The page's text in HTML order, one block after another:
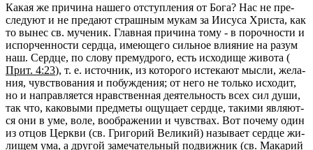
Какая же при­чи­на на­ше­го от­ступ­ле­ния от Бога? Нас не пре­
сле­ду­ют и не пре­да­ют страш­ным мукам за Иису­са Хри­ста, как
то вынес св. му­че­ник. Глав­ная при­чи­на тому - в по­роч­но­сти и
ис­пор­чен­но­сти серд­ца, име­ю­ще­го силь­ное вли­я­ние на разум
наш. Серд­це, по слову пре­муд­ро­го, есть ис­хо­ди­ще жи­во­та (
Прит. 4:23), т. е. ис­точ­ник, из ко­то­ро­го ис­те­ка­ют мысли, же­ла­
ния, чув­ство­ва­ния и по­буж­де­ния; от него не толь­ко ис­хо­дит,
но и на­прав­ля­ет­ся нрав­ствен­ная де­я­тель­ность всех сил души,
так что, ка­ко­вы­ми пред­ме­ты ощу­ща­ет серд­це, та­ки­ми яв­ля­ют­
ся они в уме, воле, во­об­ра­же­нии и чув­ствах. Вот по­че­му один
из отцов Церк­ви (св. Гри­го­рий Ве­ли­кий) на­зы­ва­ет серд­це жи­
ли­щем ума, а дру­гой за­ме­ча­тель­ный по­движ­ник (св. Ма­ка­рий